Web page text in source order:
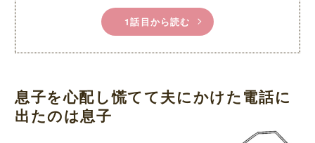
1話目から読む
息子を心配し慌てて夫にかけた電話に
出たのは息子